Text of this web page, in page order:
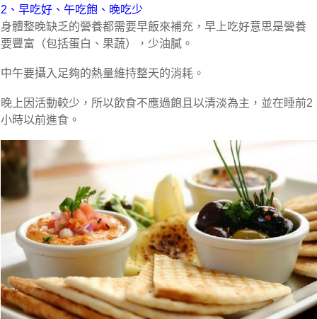
2、早吃好、午吃飽、晚吃少
身體整晚缺乏的營養都需要早飯來補充，早上吃好意思是營養
要豐富（包括蛋白、果蔬），少油膩。
中午要攝入足夠的熱量維持整天的消耗。
晚上因活動較少，所以飲食不應過飽且以清淡為主，並在睡前2
小時以前進食。